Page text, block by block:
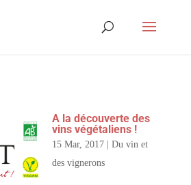
A la découverte des
vins végétaliens !
15 Mar, 2017 |Du vin et
des vignerons